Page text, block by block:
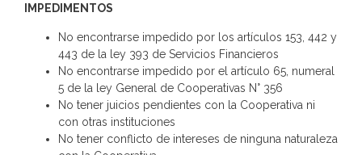
IMPEDIMENTOS
No encontrarse impedido por los artículos 153, 442 y
443 de la ley 393 de Servicios Financieros
No encontrarse impedido por el artículo 65, numeral
5 de la ley General de Cooperativas N° 356
No tener juicios pendientes con la Cooperativa ni
con otras instituciones
No tener conflicto de intereses de ninguna naturaleza